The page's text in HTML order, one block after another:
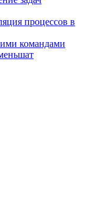
процессов в
командами